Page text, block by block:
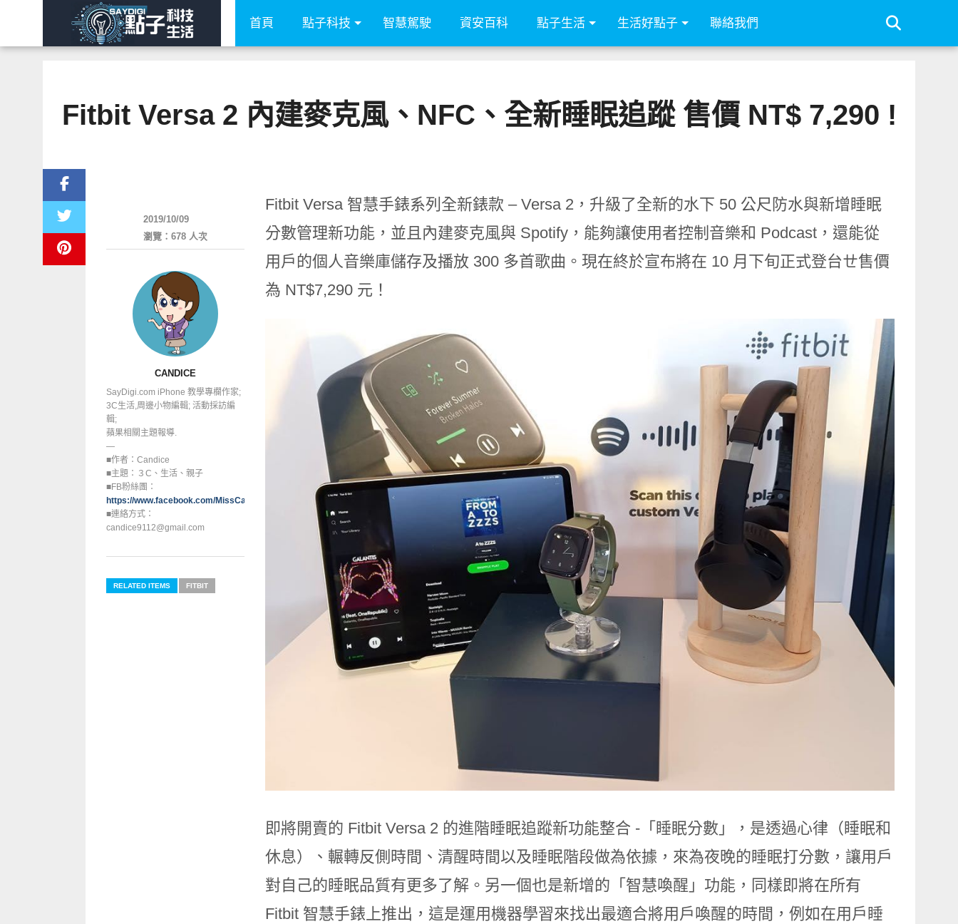
首頁 點子科技 智慧駕駛 資安百科 點子生活 生活好點子 聯絡我們
Fitbit Versa 2 內建麥克風、NFC、全新睡眠追蹤 售價 NT$ 7,290 !
Fitbit Versa 智慧手錶系列全新錶款 – Versa 2，升級了全新的水下 50 公尺防水與新增睡眠
分數管理新功能，並且內建麥克風與 Spotify，能夠讓使用者控制音樂和 Podcast，還能從
用戶的個人音樂庫儲存及播放 300 多首歌曲。現在終於宣布將在 10 月下旬正式登台ㄝ售價
為 NT$7,290 元！
即將開賣的 Fitbit Versa 2 的進階睡眠追蹤新功能整合 -「睡眠分數」，是透過心律（睡眠和
休息）、輾轉反側時間、清醒時間以及睡眠階段做為依據，來為夜晚的睡眠打分數，讓用戶
對自己的睡眠品質有更多了解。另一個也是新增的「智慧喚醒」功能，同樣即將在所有
Fitbit 智慧手錶上推出，這是運用機器學習來找出最適合將用戶喚醒的時間，例如在用戶睡
2019/10/09
瀏覽：678 人次
CANDICE
SayDigi.com iPhone 教學專欄作家;
3C生活,周邊小物編輯; 活動採訪編
輯;
蘋果相關主題報導.
—
■作者：Candice
■主題：３C、生活、親子
■FB粉絲團：
https://www.facebook.com/MissCandice112
■連絡方式：
candice9112@gmail.com
RELATED ITEMS FITBIT